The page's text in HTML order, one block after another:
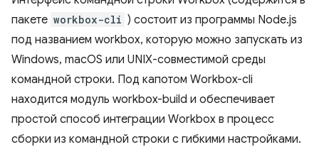
пакете workbox-cli ) состоит из программы Node.js
под названием workbox, которую можно запускать из
Windows, macOS или UNIX-совместимой среды
командной строки. Под капотом Workbox-cli
находится модуль workbox-build и обеспечивает
простой способ интеграции Workbox в процесс
сборки из командной строки с гибкими настройками.